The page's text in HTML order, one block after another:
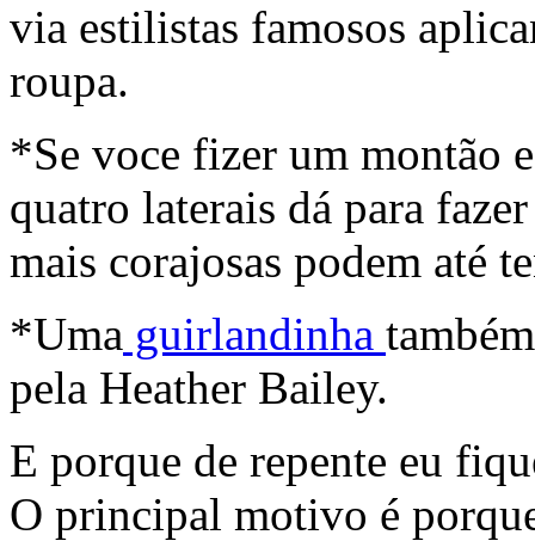
via estilistas famosos
roupa.
*Se voce fizer um montão
quatro laterais dá para
mais corajosas podem até
*Uma guirlandinha
pela Heather Bailey.
E porque de repente eu
O principal motivo é